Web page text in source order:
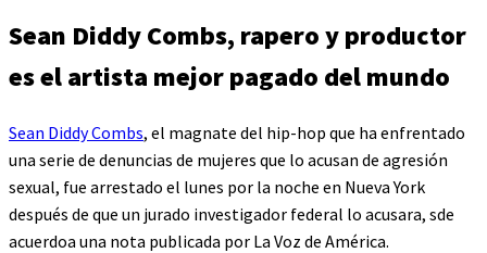
Sean Diddy Combs, rapero y productor
es el artista mejor pagado del mundo
Sean Diddy Combs, el magnate del hip-hop que ha enfrentado
una serie de denuncias de mujeres que lo acusan de agresión
sexual, fue arrestado el lunes por la noche en Nueva York
después de que un jurado investigador federal lo acusara, sde
acuerdoa una nota publicada por La Voz de América.